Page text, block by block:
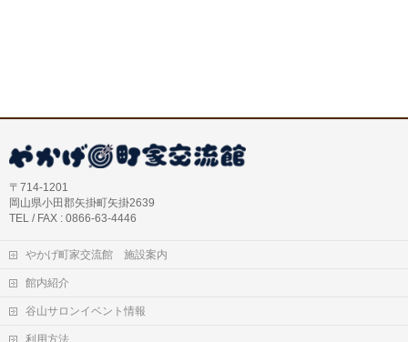
〒714-1201
岡山県小田郡矢掛町矢掛2639
TEL / FAX : 0866-63-4446
やかげ町家交流館 施設案内
館内紹介
谷山サロンイベント情報